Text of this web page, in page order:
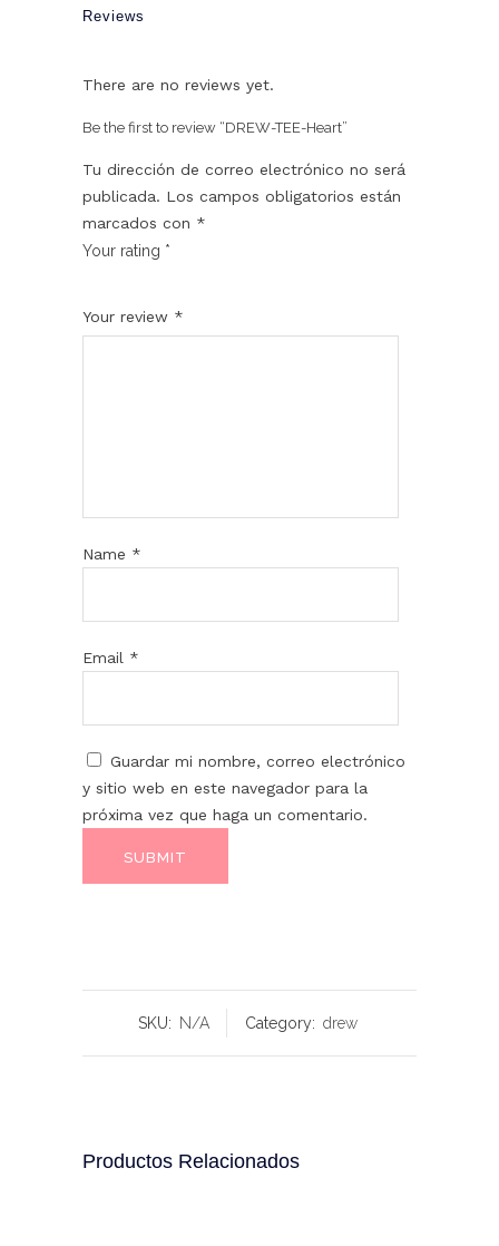
Reviews
There are no reviews yet.
Be the first to review “DREW-TEE-Heart”
Tu dirección de correo electrónico no será
publicada. Los campos obligatorios están
marcados con *
Your rating *
Your review *
Name *
Email *
Guardar mi nombre, correo electrónico
y sitio web en este navegador para la
próxima vez que haga un comentario.
SKU: N/A Category: drew
Productos Relacionados